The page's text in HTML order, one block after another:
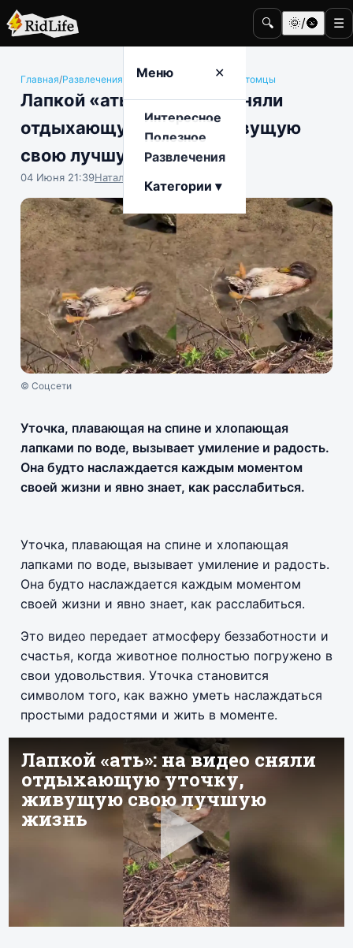
🔍 🌞/🌚 ☰
Меню ✕
Интересное
Полезное
Развлечения
Категории ▾
Главная/Развлечения Животные и домашние питомцы
Лапкой «ать»: на видео сняли
отдыхающую уточку, живущую
свою лучшую жизнь
04 Июня 21:39Наталья Герасимова
© Соцсети
Уточка, плавающая на спине и хлопающая
лапками по воде, вызывает умиление и радость.
Она будто наслаждается каждым моментом
своей жизни и явно знает, как расслабиться.
Уточка, плавающая на спине и хлопающая
лапками по воде, вызывает умиление и радость.
Она будто наслаждается каждым моментом
своей жизни и явно знает, как расслабиться.
Это видео передает атмосферу беззаботности и
счастья, когда животное полностью погружено в
свои удовольствия. Уточка становится
символом того, как важно уметь наслаждаться
простыми радостями и жить в моменте.